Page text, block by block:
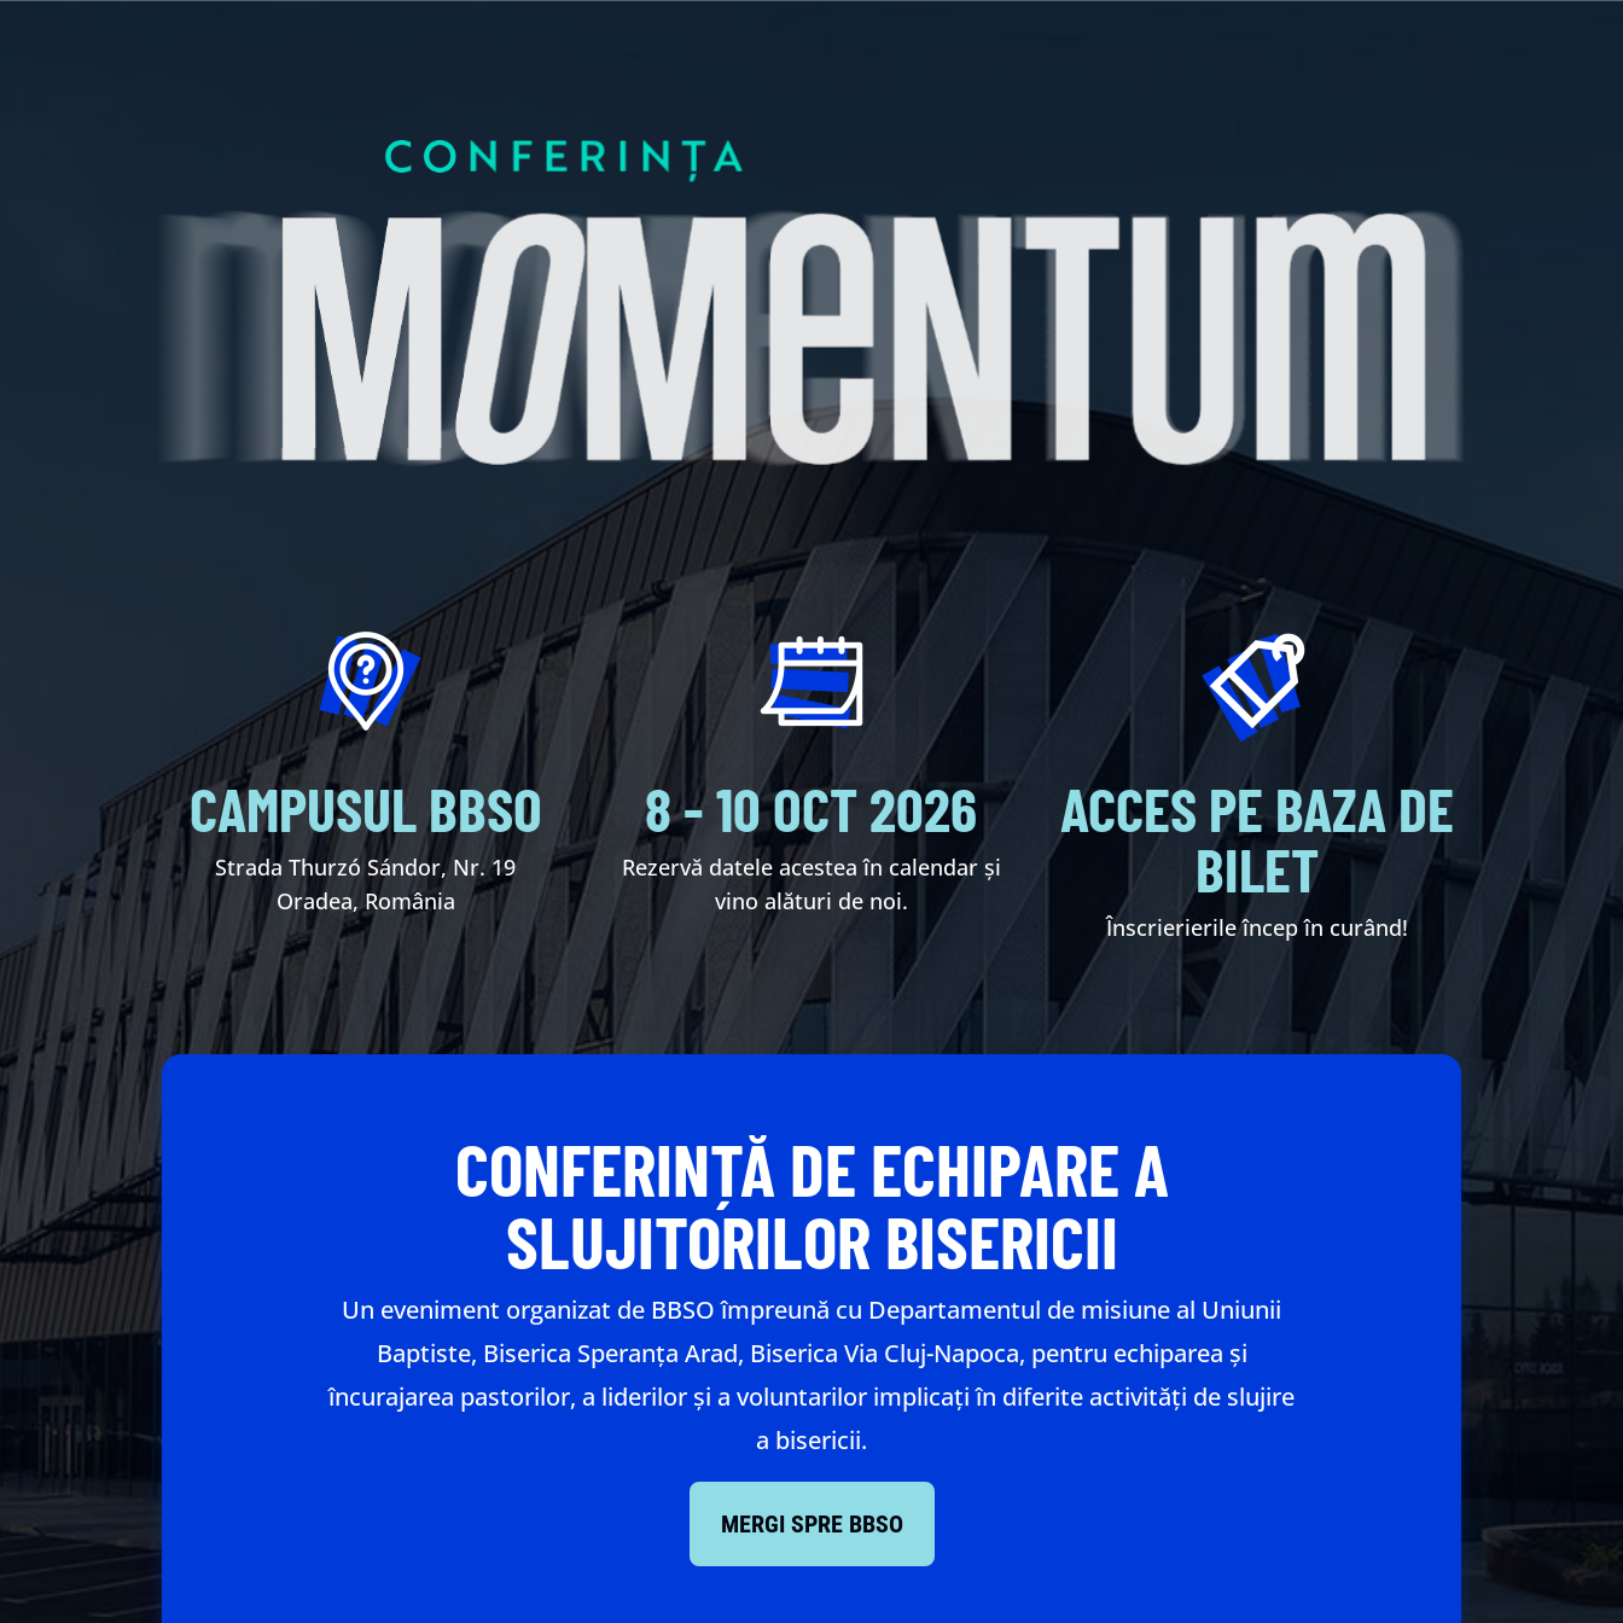
CAMPUSUL BBSO
Strada Thurzó Sándor, Nr. 19
Oradea, România
8 - 10 OCT 2026
Rezervă datele acestea în calendar și
vino alături de noi.
ACCES PE BAZA DE
BILET
Înscrierierile încep în curând!
CONFERINȚĂ DE ECHIPARE A
SLUJITORILOR BISERICII
Un eveniment organizat de BBSO împreună cu Departamentul de misiune al Uniunii
Baptiste, Biserica Speranța Arad, Biserica Via Cluj-Napoca, pentru echiparea și
încurajarea pastorilor, a liderilor și a voluntarilor implicați în diferite activități de slujire
a bisericii.
MERGI SPRE BBSO